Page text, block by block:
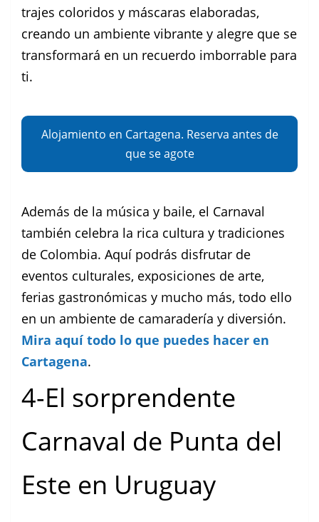
trajes coloridos y máscaras elaboradas,
creando un ambiente vibrante y alegre que se
transformará en un recuerdo imborrable para
ti.
Alojamiento en Cartagena. Reserva antes de
que se agote
Además de la música y baile, el Carnaval
también celebra la rica cultura y tradiciones
de Colombia. Aquí podrás disfrutar de
eventos culturales, exposiciones de arte,
ferias gastronómicas y mucho más, todo ello
en un ambiente de camaradería y diversión.
Mira aquí todo lo que puedes hacer en
Cartagena.
4-El sorprendente
Carnaval de Punta del
Este en Uruguay